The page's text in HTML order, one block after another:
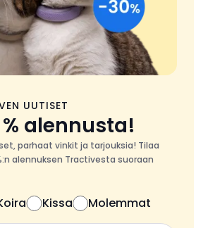
UUTISET
alennusta!
parhaat vinkit ja tarjouksia! Tilaa
alennuksen Tractivesta suoraan
Kissa Molemmat